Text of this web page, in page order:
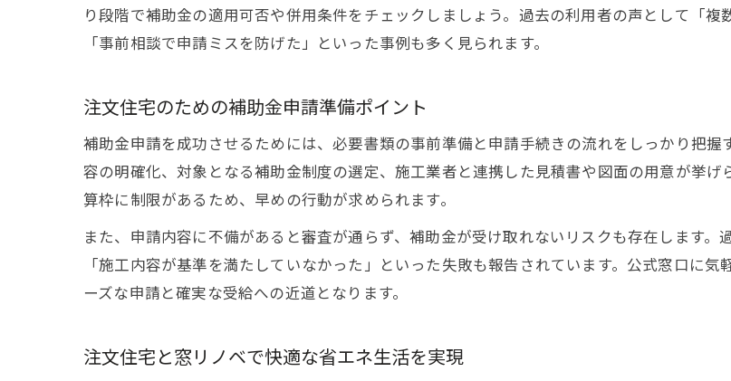
快適な住まい作りに役立つ注文住宅の補
注文住宅で叶える快適住まいと補助金
注文住宅の住み心地向上と補助金の
補助金を活かした快適注文住宅リフ
り段階で補助金の適用可否や併用条件をチェックしましょう。過去の利用者の声として「複
「事前相談で申請ミスを防げた」といった事例も多く見られます。
注文住宅のための補助金申請準備ポイント
補助金申請を成功させるためには、必要書類の事前準備と申請手続きの流れをしっかり把
容の明確化、対象となる補助金制度の選定、施工業者と連携した見積書や図面の用意が挙
算枠に制限があるため、早めの行動が求められます。
また、申請内容に不備があると審査が通らず、補助金が受け取れないリスクも存在します。
「施工内容が基準を満たしていなかった」といった失敗も報告されています。公式窓口に
ーズな申請と確実な受給への近道となります。
注文住宅と窓リノベで快適な省エネ生活を実現